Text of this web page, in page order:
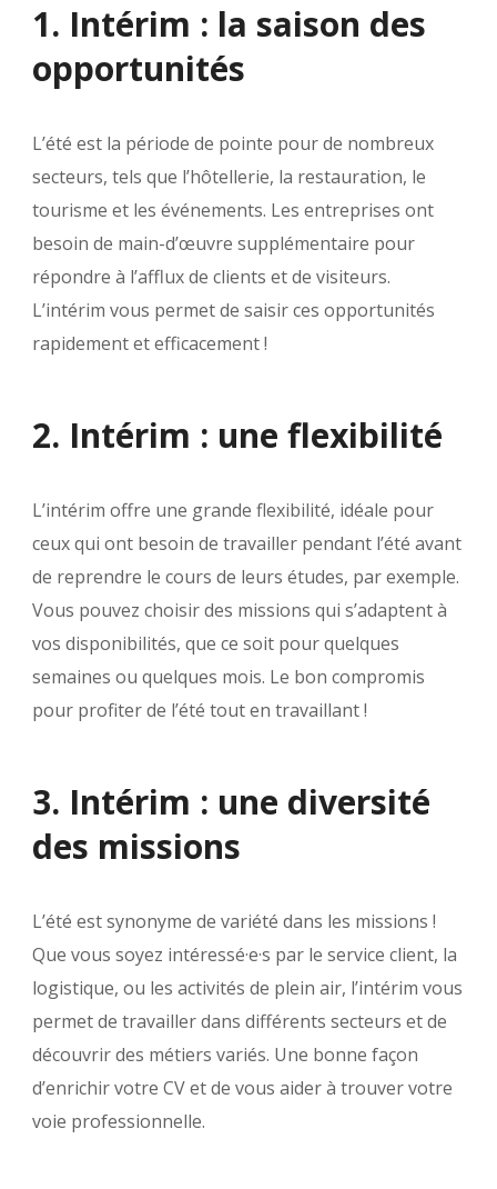
1. Intérim : la saison des
opportunités
L’été est la période de pointe pour de nombreux
secteurs, tels que l’hôtellerie, la restauration, le
tourisme et les événements. Les entreprises ont
besoin de main-d’œuvre supplémentaire pour
répondre à l’afflux de clients et de visiteurs.
L’intérim vous permet de saisir ces opportunités
rapidement et efficacement !
2. Intérim : une flexibilité
L’intérim offre une grande flexibilité, idéale pour
ceux qui ont besoin de travailler pendant l’été avant
de reprendre le cours de leurs études, par exemple.
Vous pouvez choisir des missions qui s’adaptent à
vos disponibilités, que ce soit pour quelques
semaines ou quelques mois. Le bon compromis
pour profiter de l’été tout en travaillant !
3. Intérim : une diversité
des missions
L’été est synonyme de variété dans les missions !
Que vous soyez intéressé·e·s par le service client, la
logistique, ou les activités de plein air, l’intérim vous
permet de travailler dans différents secteurs et de
découvrir des métiers variés. Une bonne façon
d’enrichir votre CV et de vous aider à trouver votre
voie professionnelle.